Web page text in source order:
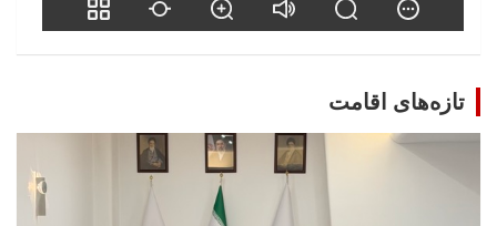
تازه‌های اقامت